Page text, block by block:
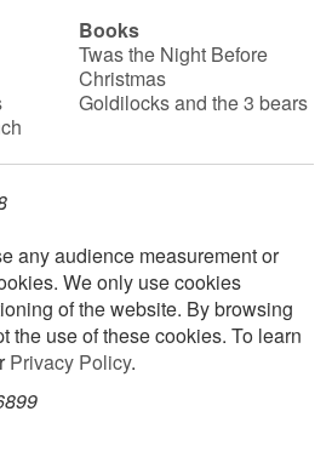
Books
Twas the Night Before
Christmas
Goldilocks and the 3 bears
any audience measurement or
We only use cookies
of the website. By browsing
the use of these cookies. To learn
Privacy Policy.